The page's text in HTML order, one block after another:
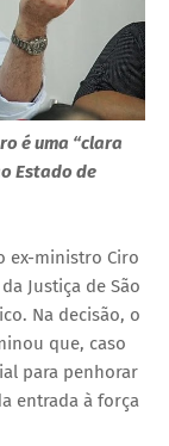
é uma “clara
Estado de
ex-ministro Ciro
Justiça de São
Na decisão, o
que, caso
para penhorar
entrada à força